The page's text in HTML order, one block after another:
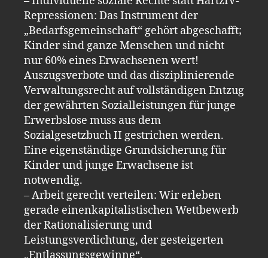
Repressionen: Das Instrument der
„Bedarfsgemeinschaft“ gehört abgeschafft;
Kinder sind ganze Menschen und nicht
nur 60% eines Erwachsenen wert!
Auszugsverbote und das disziplinierende
Verwaltungsrecht auf vollständigen Entzug
der gewährten Sozialleistungen für junge
Erwerbslose muss aus dem
Sozialgesetzbuch II gestrichen werden.
Eine eigenständige Grundsicherung für
Kinder und junge Erwachsene ist
notwendig.
– Arbeit gerecht verteilen: Wir erleben
gerade einenkapitalistischen Wettbewerb
der Rationalisierung und
Leistungsverdichtung, der gesteigerten
„Entlassungsgewinne“,